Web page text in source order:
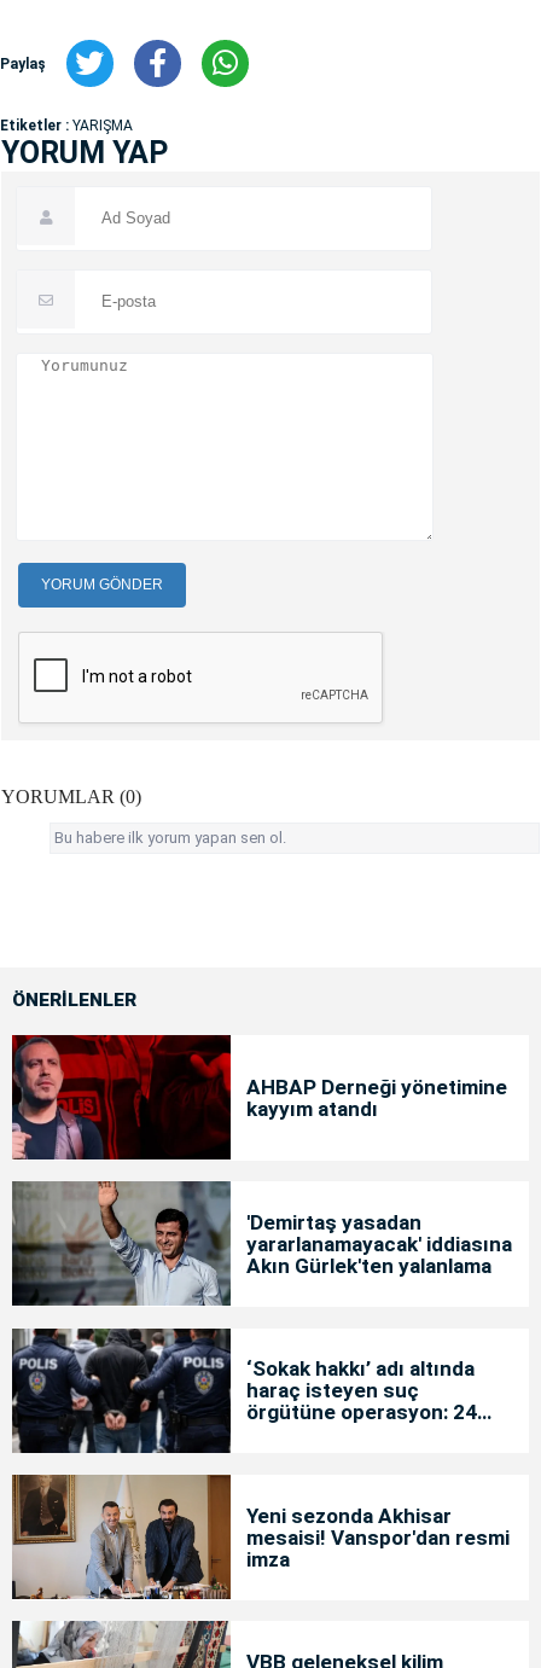
Paylaş
Etiketler : YARIŞMA
YORUM YAP
YORUM GÖNDER
YORUMLAR (0)
Bu habere ilk yorum yapan sen ol.
ÖNERİLENLER
AHBAP Derneği yönetimine
kayyım atandı
'Demirtaş yasadan
yararlanamayacak' iddiasına
Akın Gürlek'ten yalanlama
‘Sokak hakkı’ adı altında
haraç isteyen suç
örgütüne operasyon: 24
Yeni sezonda Akhisar
mesaisi! Vanspor'dan resmi
imza
VBB geleneksel kilim